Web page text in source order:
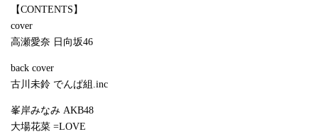
【CONTENTS】
cover
高瀬愛奈 日向坂46
back cover
古川未鈴 でんぱ組.inc
峯岸みなみ AKB48
大場花菜 =LOVE